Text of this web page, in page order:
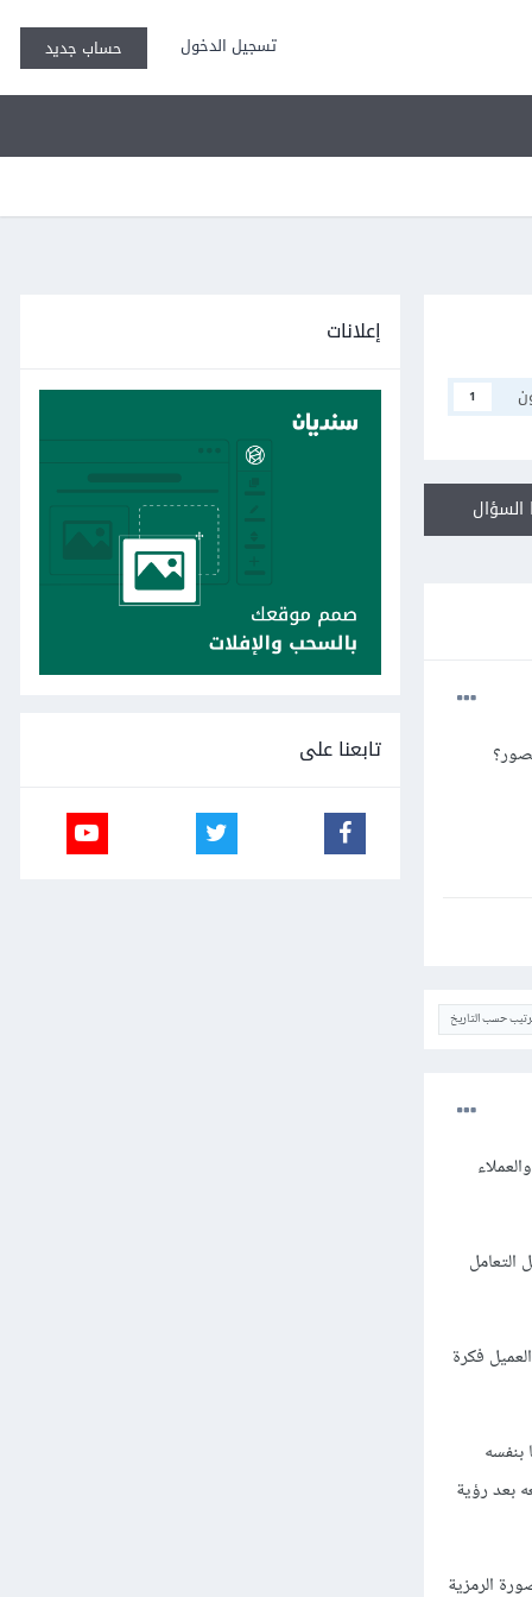
تسجيل الدخول حساب جديد
1
حسب التاريخ
فكرة
بنفسه
بعد رؤية
الرمزية
إعلانات
تابعنا على